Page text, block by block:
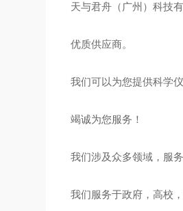
天与君舟（广州）科技
优质供应商。
我们可以为您提供科学
竭诚为您服务！
我们涉及众多领域，服
我们服务于政府，高校